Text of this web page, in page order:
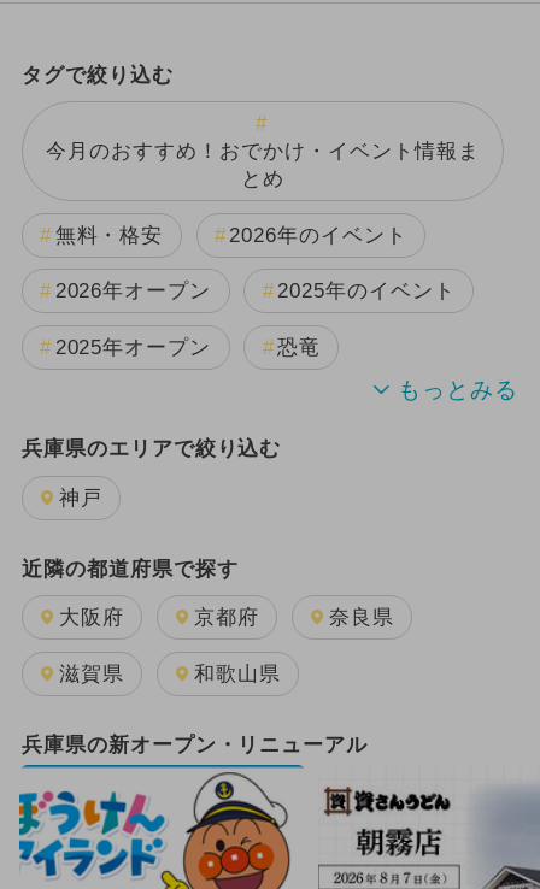
タグで絞り込む
今月のおすすめ！おでかけ・イベント情報ま
とめ
無料・格安 2026年のイベント
2026年オープン 2025年のイベント
2025年オープン 恐竜
週末イベント関西パック
2024年のイベント
GW(ゴールデンウィーク)
2025年11月のイベント
2024年5月のイベント
2024年7月のイベント
2025年9月のイベント キャラクター
兵庫県のエリアで絞り込む
神戸
近隣の都道府県で探す
大阪府 京都府 奈良県
滋賀県 和歌山県
兵庫県の新オープン・リニューアル